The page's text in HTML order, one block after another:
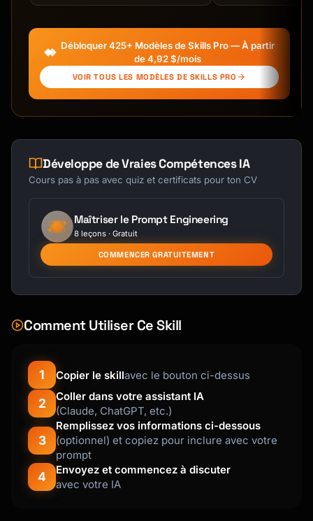
| Churn feedback | Qualitative | Why
## Analysis Framework
### Step 1: Organize Feedback
**Tagging Taxonomy**
├── Product
│   ├── Feature Request
│   └── Performance
├── Service
│   ├── Support Quality
│   ├── Response Time
├── Pricing
│   ├── Value Perception
└── Experience
    ├── Onboarding
    ├── Documentation
    └── Communication
**Sentiment Classification**
- 😊 Positive: Praise, satisfaction, delight
- 😐 Neutral: Suggestions, questions,
Débloquer 425+ Modèles de Skills Pro — À partir
de 4,92 $/mois
VOIR TOUS LES MODÈLES DE SKILLS PRO
Développe de Vraies Compétences IA
Cours pas à pas avec quiz et certificats pour ton CV
Maîtriser le Prompt Engineering
8 leçons · Gratuit
COMMENCER GRATUITEMENT
Comment Utiliser Ce Skill
1 Copier le skillavec le bouton ci-dessus
2
Coller dans votre assistant IA
(Claude, ChatGPT, etc.)
3
Remplissez vos informations ci-dessous
(optionnel) et copiez pour inclure avec votre
prompt
4
Envoyez et commencez à discuter
avec votre IA